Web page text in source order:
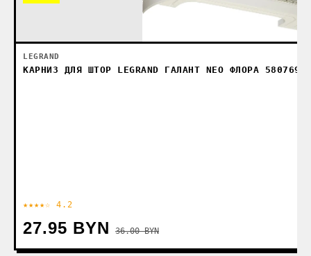
LEGRAND
КАРНИЗ ДЛЯ ШТОР LEGRAND ГАЛАНТ NEO ФЛОРА
★★★★☆ 4.2
27.95 BYN 36.00 BYN